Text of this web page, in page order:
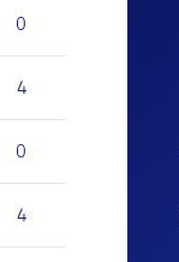
0
4
0
4